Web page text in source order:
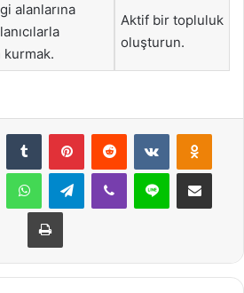
alanlarına
Aktif bir topluluk
oluşturun.
Tumblr PinterestReddit VKontakte
WhatsAppTelegramViber Line E-Posta ile
Yazdır